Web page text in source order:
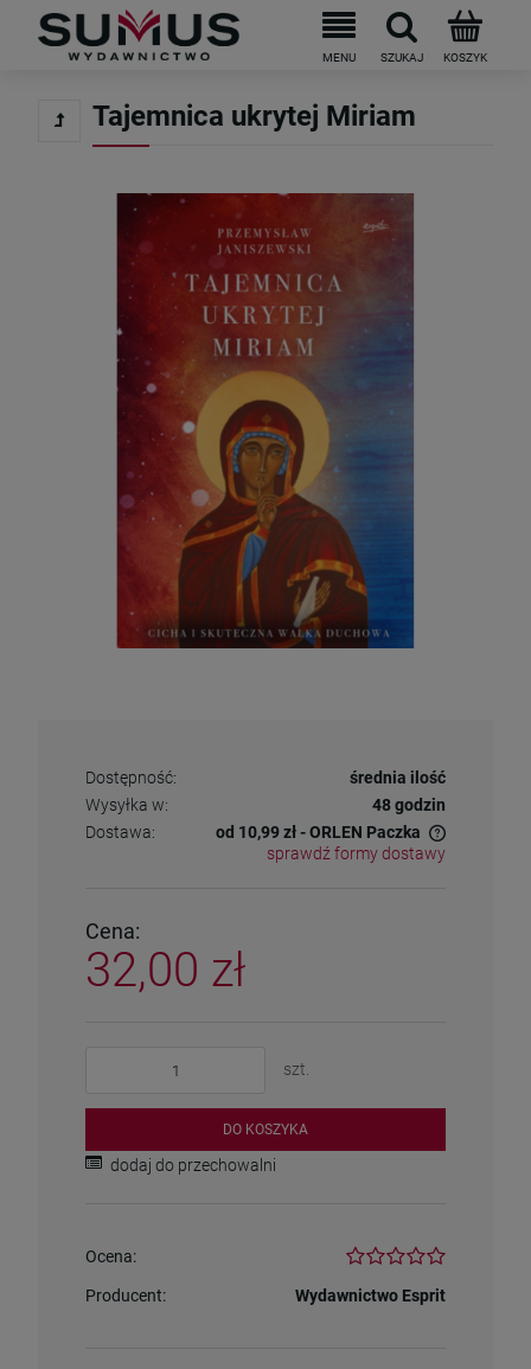
Do darmowej dostawy brakuje 199PLN
Tajemnica ukrytej Miriam
Dostępność:
średnia ilość
Wysyłka w:
48 godzin
Dostawa:
od 10,99 zł- ORLEN Paczka
Cena nie zawiera ewentualnych kosztów płatności
sprawdź formy dostawy
Cena:
32,00 zł
szt.
DO KOSZYKA
dodaj do przechowalni
Ocena:
Producent: Wydawnictwo Esprit